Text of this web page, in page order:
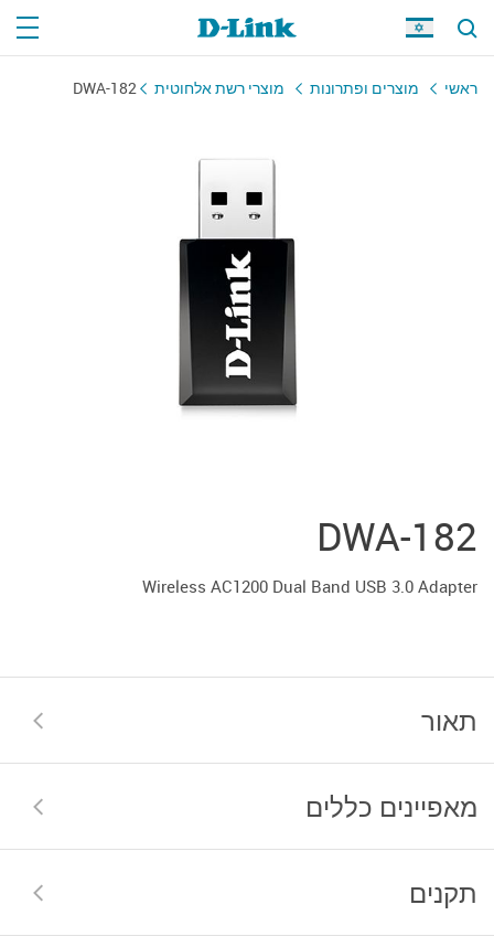
ראשי מוצרים ופתרונות מוצרי רשת אלחוטית DWA-182
DWA-182
Wireless AC1200 Dual Band USB 3.0 Adapter
תאור
מאפיינים כללים
תקנים